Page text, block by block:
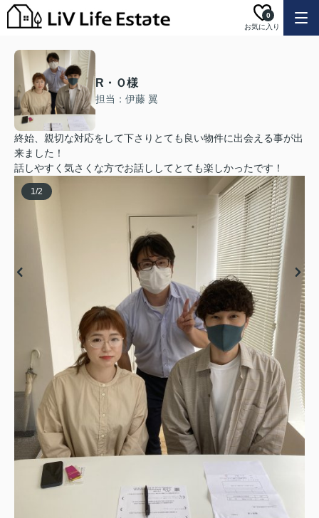
お気に入り
0
R・Ｏ様
担当：伊藤 翼
終始、親切な対応をして下さりとても良い物件に出会える事が出
来ました！
話しやすく気さくな方でお話ししてとても楽しかったです！
1/2